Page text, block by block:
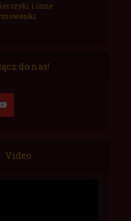
i inne
do nas!
Video